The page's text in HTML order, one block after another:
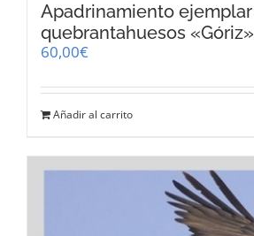
Apadrinamiento ejemplar
quebrantahuesos «Góriz»
60,00€
Añadir al carrito